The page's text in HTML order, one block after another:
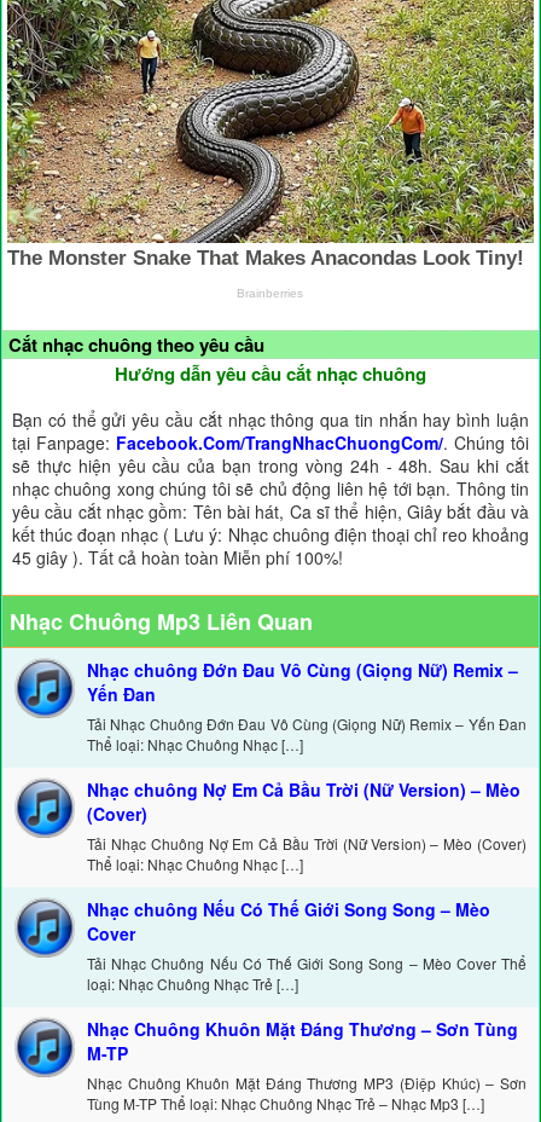
Cắt nhạc chuông theo yêu cầu
Hướng dẫn yêu cầu cắt nhạc chuông
Bạn có thể gửi yêu cầu cắt nhạc thông qua tin nhắn hay bình luận
tại Fanpage: Facebook.Com/TrangNhacChuongCom/. Chúng tôi
sẽ thực hiện yêu cầu của bạn trong vòng 24h - 48h. Sau khi cắt
nhạc chuông xong chúng tôi sẽ chủ động liên hệ tới bạn. Thông tin
yêu cầu cắt nhạc gồm: Tên bài hát, Ca sĩ thể hiện, Giây bắt đầu và
kết thúc đoạn nhạc ( Lưu ý: Nhạc chuông điện thoại chỉ reo khoảng
45 giây ). Tất cả hoàn toàn Miễn phí 100%!
Nhạc Chuông Mp3 Liên Quan
Nhạc chuông Đớn Đau Vô Cùng (Giọng Nữ) Remix –
Yến Đan
Tải Nhạc Chuông Đớn Đau Vô Cùng (Giọng Nữ) Remix – Yến Đan
Thể loại: Nhạc Chuông Nhạc […]
Nhạc chuông Nợ Em Cả Bầu Trời (Nữ Version) – Mèo
(Cover)
Tải Nhạc Chuông Nợ Em Cả Bầu Trời (Nữ Version) – Mèo (Cover)
Thể loại: Nhạc Chuông Nhạc […]
Nhạc chuông Nếu Có Thế Giới Song Song – Mèo
Cover
Tải Nhạc Chuông Nếu Có Thế Giới Song Song – Mèo Cover Thể
loại: Nhạc Chuông Nhạc Trẻ […]
Nhạc Chuông Khuôn Mặt Đáng Thương – Sơn Tùng
M-TP
Nhạc Chuông Khuôn Mặt Đáng Thương MP3 (Điệp Khúc) – Sơn
Tùng M-TP Thể loại: Nhạc Chuông Nhạc Trẻ – Nhạc Mp3 […]